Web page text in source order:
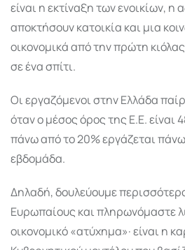
είναι η εκτίναξη των ενοικίων,
αποκτήσουν κατοικία και μια
οικονομικά από την πρώτη
σε ένα σπίτι.
Οι εργαζόμενοι στην Ελλάδα
όταν ο μέσος όρος της Ε.Ε. είναι
πάνω από το 20% εργάζεται
εβδομάδα.
Δηλαδή, δουλεύουμε
Ευρωπαίους και πληρωνόμαστε
οικονομικό «ατύχημα»· είναι η